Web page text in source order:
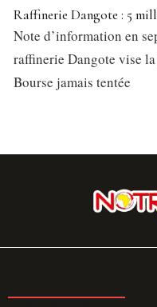
Raffinerie Dangote : 5
Note d’information en
raffinerie Dangote vise
Bourse jamais tentée